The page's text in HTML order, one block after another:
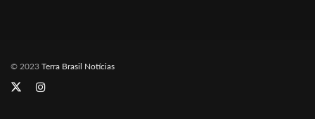
© 2023 Terra Brasil Notícias